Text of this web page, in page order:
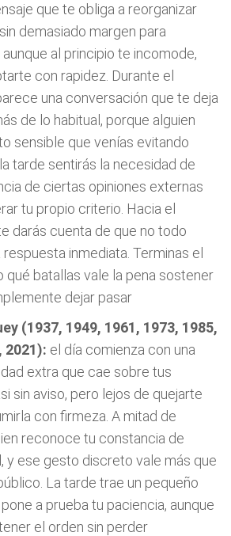
que te obliga a reorganizar
demasiado margen para
al principio te incomode,
con rapidez. Durante el
una conversación que te deja
de lo habitual, porque alguien
sensible que venías evitando
tarde sentirás la necesidad de
de ciertas opiniones externas
tu propio criterio. Hacia el
darás cuenta de que no todo
inmediata. Terminas el
qué batallas vale la pena sostener
dejar pasar
(1937, 1949, 1961, 1973, 1985,
2021): el día comienza con una
extra que cae sobre tus
sin aviso, pero lejos de quejarte
con firmeza. A mitad de
reconoce tu constancia de
y ese gesto discreto vale más que
La tarde trae un pequeño
a prueba tu paciencia, aunque
el orden sin perder